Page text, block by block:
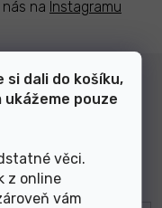
si dali do košíku,
pouze
věci.
z online
vám
na Instagramu
informace o